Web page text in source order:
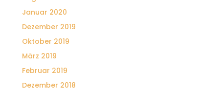
Januar 2020
Dezember 2019
Oktober 2019
März 2019
Februar 2019
Dezember 2018